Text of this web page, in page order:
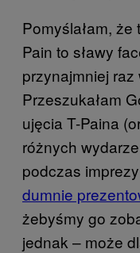
Pomyślałam,
Pain to sławy
przynajmniej
Przeszukałam
ujęcia T-Paina
różnych
podczas
dumnie
żebyśmy go
jednak – może